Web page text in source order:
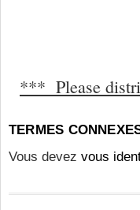
*** Please
TERMES
Vous devez vous